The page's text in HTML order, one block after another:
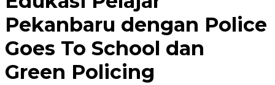
Pekanbaru dengan Police
Goes To School dan
Green Policing